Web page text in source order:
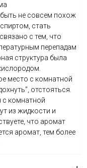
не совсем похож
стать
с тем, что
перепадам
структура была
место с комнатной
отстояться.
с комнатной
из жидкости и
что аромат
аромат, тем более